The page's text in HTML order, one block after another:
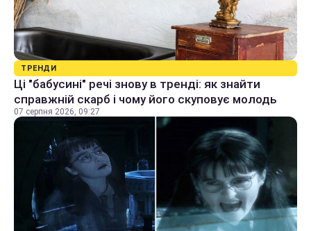
ТРЕНДИ
Ці "бабусині" речі знову в тренді: як знайти
справжній скарб і чому його скуповує молодь
07 серпня 2026, 09:27